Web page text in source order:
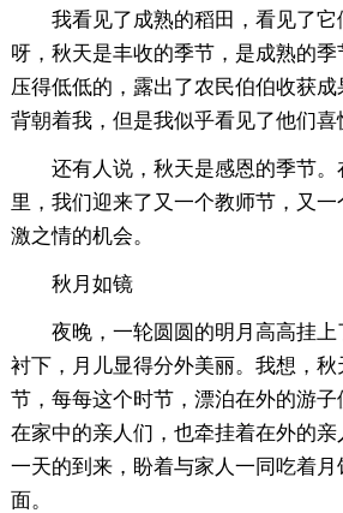
我看见了成熟的稻田，看见了它
呀，秋天是丰收的季节，是成熟的
压得低低的，露出了农民伯伯收获
背朝着我，但是我似乎看见了他们喜
还有人说，秋天是感恩的季节。
里，我们迎来了又一个教师节，又
激之情的机会。
秋月如镜
夜晚，一轮圆圆的明月高高挂上
衬下，月儿显得分外美丽。我想，
节，每每这个时节，漂泊在外的游
在家中的亲人们，也牵挂着在外的
一天的到来，盼着与家人一同吃着
面。